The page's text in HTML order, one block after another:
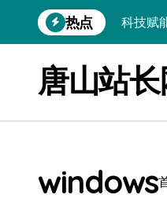
到
热点
科技赋
评论区
技术赋
鸿蒙内
唐山站长
windows